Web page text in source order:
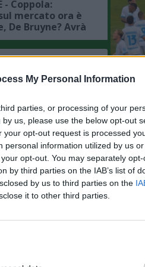
My Personal Information
parties, or processing of your
us, please use the below opt-out
opt-out request is processed
information utilized by us
opt-out. You may separately
by third parties on the IAB’s list of
by us to third parties on the
it to other third parties.
- Coppola:
mercato ora è
De Bruyne? Avrà
da Allegri"
mercato in
degli
- Romano:
Napoli dopo
Operazione di
mercato per
- Napoli,
per
ecco le ultime
Celta Vigo
del